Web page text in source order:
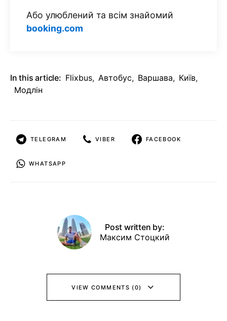
Або улюблений та всім знайомий
booking.com
In this article: Flixbus, Автобус, Варшава, Київ,
Модлін
TELEGRAM VIBER FACEBOOK
WHATSAPP
Post written by:
Максим Стоцкий
VIEW COMMENTS (0)